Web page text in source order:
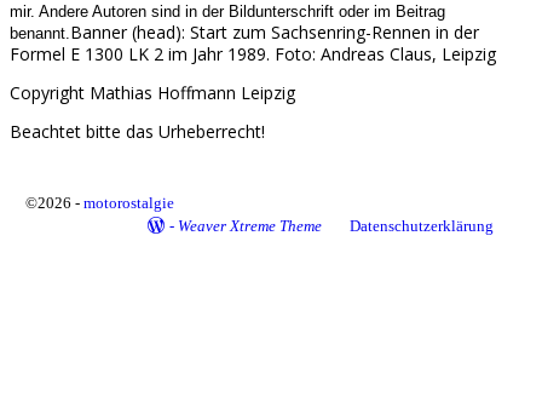
mir. Andere Autoren sind in der Bildunterschrift oder im Beitrag
benannt. Banner (head): Start zum Sachsenring-Rennen in der
Formel E 1300 LK 2 im Jahr 1989. Foto: Andreas Claus, Leipzig
Copyright Mathias Hoffmann Leipzig
Beachtet bitte das Urheberrecht!
©2026 - motorostalgie
- Weaver Xtreme Theme Datenschutzerklärung